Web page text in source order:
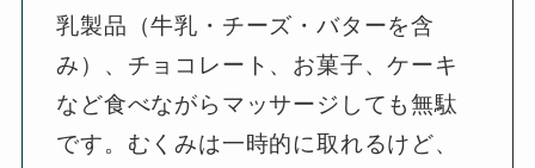
乳製品（牛乳・チーズ・バターを含
み）、チョコレート、お菓子、ケーキ
など食べながらマッサージしても無駄
です。むくみは一時的に取れるけど、